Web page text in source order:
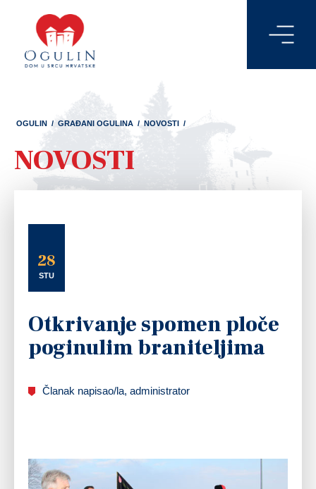
OGULIN / GRAĐANI OGULINA / NOVOSTI /
NOVOSTI
28
STU
Otkrivanje spomen ploče
poginulim braniteljima
Članak napisao/la, administrator